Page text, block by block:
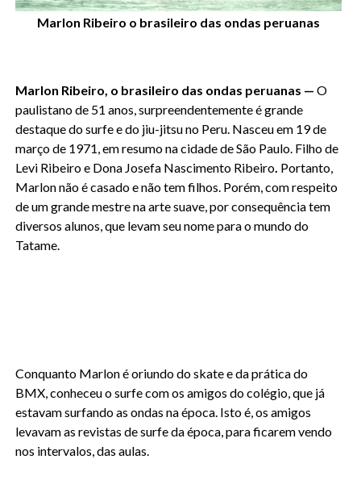
Marlon Ribeiro o brasileiro das ondas peruanas
Marlon Ribeiro, o brasileiro das ondas peruanas — O
paulistano de 51 anos, surpreendentemente é grande
destaque do surfe e do jiu-jitsu no Peru. Nasceu em 19 de
março de 1971, em resumo na cidade de São Paulo. Filho de
Levi Ribeiro e Dona Josefa Nascimento Ribeiro. Portanto,
Marlon não é casado e não tem filhos. Porém, com respeito
de um grande mestre na arte suave, por consequência tem
diversos alunos, que levam seu nome para o mundo do
Tatame.
Conquanto Marlon é oriundo do skate e da prática do
BMX, conheceu o surfe com os amigos do colégio, que já
estavam surfando as ondas na época. Isto é, os amigos
levavam as revistas de surfe da época, para ficarem vendo
nos intervalos, das aulas.